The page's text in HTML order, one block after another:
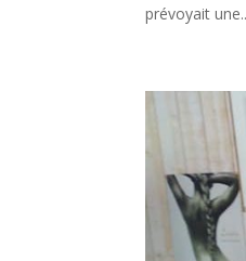
prévoyait